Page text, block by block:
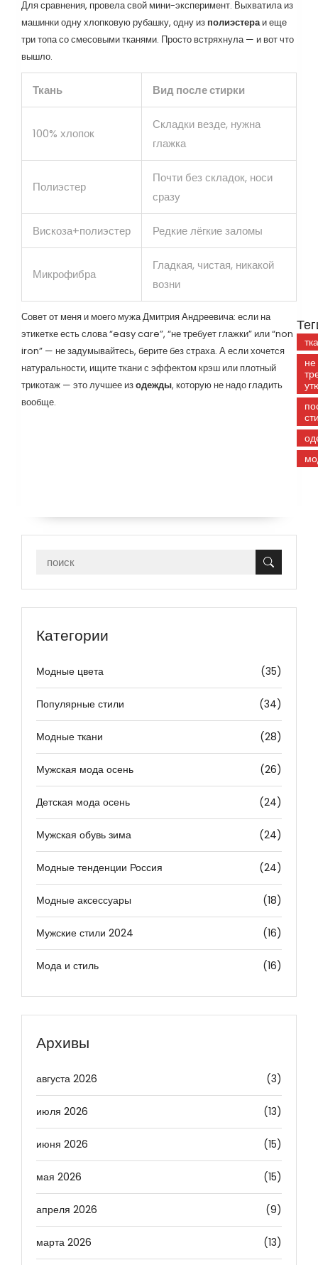
Для сравнения, провела свой мини-эксперимент. Выхватила из
машинки одну хлопковую рубашку, одну из полиэстераи еще
три топа со смесовыми тканями. Просто встряхнула — и вот что
вышло.
Ткань Вид после стирки
100% хлопок
Складки везде, нужна
глажка
Полиэстер
Почти без складок, носи
сразу
Вискоза+полиэстер Редкие лёгкие заломы
Микрофибра
Гладкая, чистая, никакой
возни
Совет от меня и моего мужа Дмитрия Андреевича: если на
этикетке есть слова “easy care”, “не требует глажки” или “non
iron” — не задумывайтесь, берите без страха. А если хочется
натуральности, ищите ткани с эффектом крэш или плотный
трикотаж — это лучшее изодежды, которую не надо гладить
вообще.
не
Категории
Модные цвета (35)
Популярные стили (34)
Модные ткани (28)
Мужская мода осень (26)
Детская мода осень (24)
Мужская обувь зима (24)
Модные тенденции Россия (24)
Модные аксессуары (18)
Мужские стили 2024 (16)
Мода и стиль (16)
Архивы
августа 2026 (3)
июля 2026 (13)
июня 2026 (15)
мая 2026 (15)
апреля 2026 (9)
марта 2026 (13)